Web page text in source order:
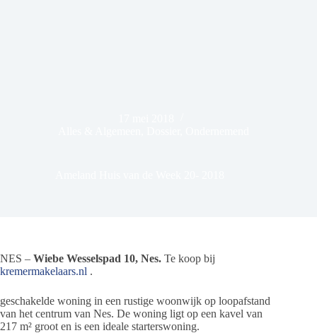
NES – Wiebe Wesselspad 10, Nes. Te koop bij
kremermakelaars.nl .
geschakelde woning in een rustige woonwijk op loopafstand
van het centrum van Nes. De woning ligt op een kavel van
217 m² groot en is een ideale starterswoning.